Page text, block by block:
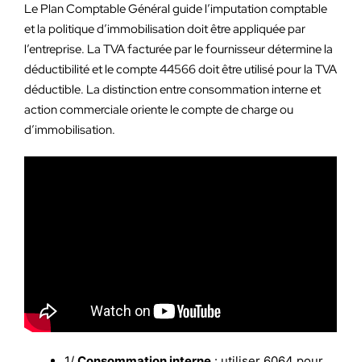
Le Plan Comptable Général guide l’imputation comptable
et la politique d’immobilisation doit être appliquée par
l’entreprise. La TVA facturée par le fournisseur détermine la
déductibilité et le compte 44566 doit être utilisé pour la TVA
déductible. La distinction entre consommation interne et
action commerciale oriente le compte de charge ou
d’immobilisation.